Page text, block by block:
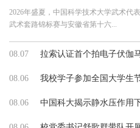
2026年盛夏，中国科学技术大学武术代
武术套路锦标赛与安徽省第十六...
08.07 拉索认证首个拍电子伏伽
08.06 我校学子参加全国大学生
08.06 中国科大揭示静水压作用